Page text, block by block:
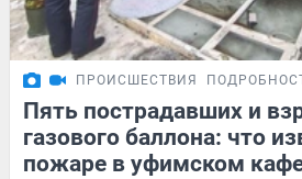
ПРОИСШЕСТВИЯ
Пять пострадавших и
газового баллона: что
пожаре в уфимском